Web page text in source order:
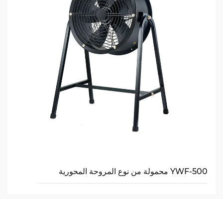
YWF-500 محمولة من نوع المروحة المحورية